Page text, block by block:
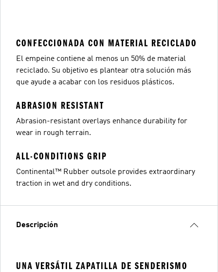
CONFECCIONADA CON MATERIAL RECICLADO
El empeine contiene al menos un 50% de material
reciclado. Su objetivo es plantear otra solución más
que ayude a acabar con los residuos plásticos.
ABRASION RESISTANT
Abrasion-resistant overlays enhance durability for
wear in rough terrain.
ALL-CONDITIONS GRIP
Continental™ Rubber outsole provides extraordinary
traction in wet and dry conditions.
Descripción
UNA VERSÁTIL ZAPATILLA DE SENDERISMO